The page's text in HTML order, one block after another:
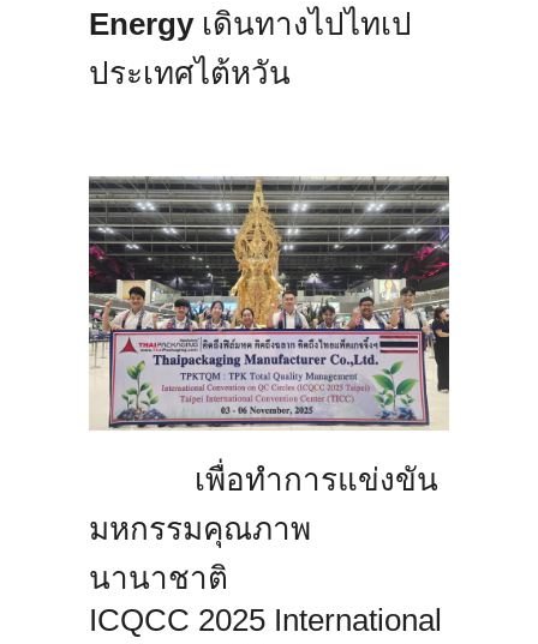
Energyเดินทางไปไทเป
ประเทศไต้หวัน
เพื่อทำการแข่งขัน
มหกรรมคุณภาพ
นานาชาติ
ICQCC 2025 International